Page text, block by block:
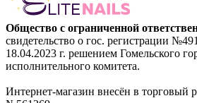
Общество с ограниченной
свидетельство о гос. регистрации
18.04.2023 г. решением Гомельского
исполнительного комитета.
Интернет-магазин внесён в торговый